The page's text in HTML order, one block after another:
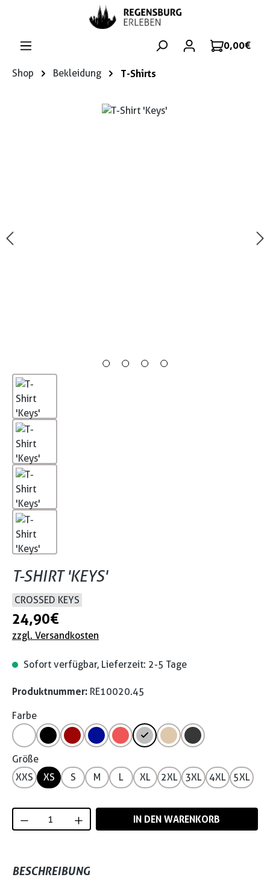
Zum Hauptinhalt springen
0,00 €
Shop Bekleidung T-Shirts
Bildergalerie überspringen
T-SHIRT 'KEYS'
CROSSED KEYS
24,90 €
zzgl. Versandkosten
Sofort verfügbar, Lieferzeit: 2-5 Tage
Produktnummer: RE10020.45
Farbe
Größe
XXS
XS S M L XL 2XL 3XL 4XL 5XL
Produkt Anzahl: Gib den gewünschten
IN DEN WARENKORB
BESCHREIBUNG